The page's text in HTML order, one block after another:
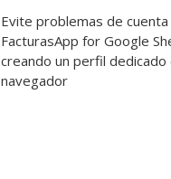
Evite problemas de cuenta
FacturasApp for Google
creando un perfil dedicado
navegador